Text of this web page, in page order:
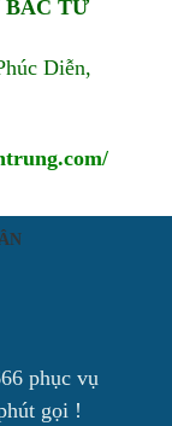
BẮC TỪ
Diễn,
phục vụ
gọi !